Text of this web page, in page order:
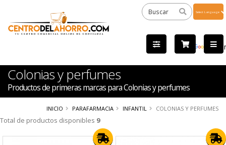
by
Colonias y perfumes
Productos de primeras marcas para Colonias y perfumes
INICIO PARAFARMACIA INFANTIL COLONIAS Y PERFUMES
Total de productos disponibles 9